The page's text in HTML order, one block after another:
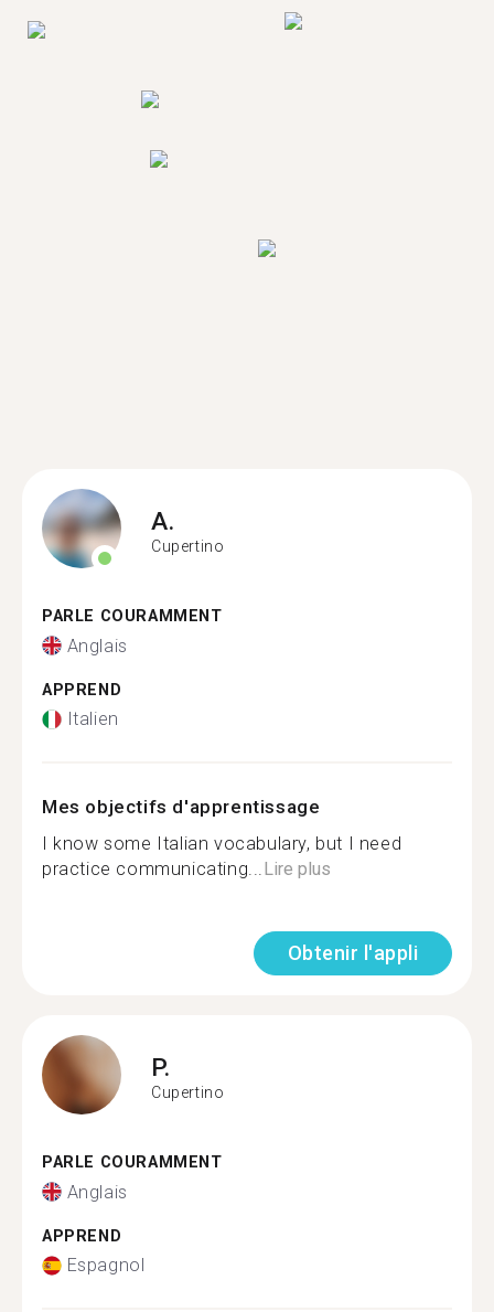
A.
Cupertino
PARLE COURAMMENT
Anglais
APPREND
Italien
Mes objectifs d'apprentissage
I know some Italian vocabulary, but I need
practice communicating...Lire plus
Obtenir l'appli
P.
Cupertino
PARLE COURAMMENT
Anglais
APPREND
Espagnol